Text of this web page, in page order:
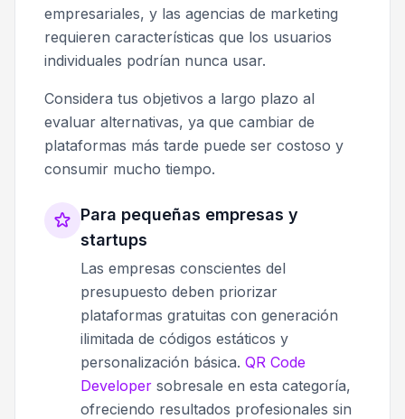
empresariales, y las agencias de marketing
requieren características que los usuarios
individuales podrían nunca usar.
Considera tus objetivos a largo plazo al
evaluar alternativas, ya que cambiar de
plataformas más tarde puede ser costoso y
consumir mucho tiempo.
Para pequeñas empresas y
startups
Las empresas conscientes del
presupuesto deben priorizar
plataformas gratuitas con generación
ilimitada de códigos estáticos y
personalización básica. QR Code
Developer sobresale en esta categoría,
ofreciendo resultados profesionales sin